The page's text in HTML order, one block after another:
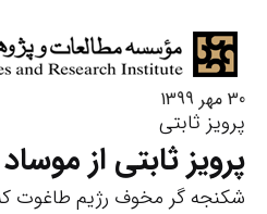
30 مهر 1399
پرویز ثابتی
پرویز ثابتی از
شکنجه گر مخوف رژیم طاغوت